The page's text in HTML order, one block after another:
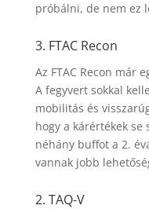
próbálni, de nem ez
3. FTAC Recon
Az FTAC Recon már
A fegyvert sokkal
mobilitás és
hogy a kárértékek
néhány buffot a 2.
vannak jobb
2. TAQ-V